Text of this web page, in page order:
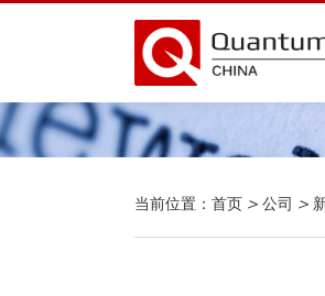
当前位置： 首页 > 公司 >